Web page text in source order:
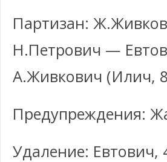
Партизан:
Н.Петрович —
А.Живкович (Илич,
Предупреждения:
Удаление: Евтович,